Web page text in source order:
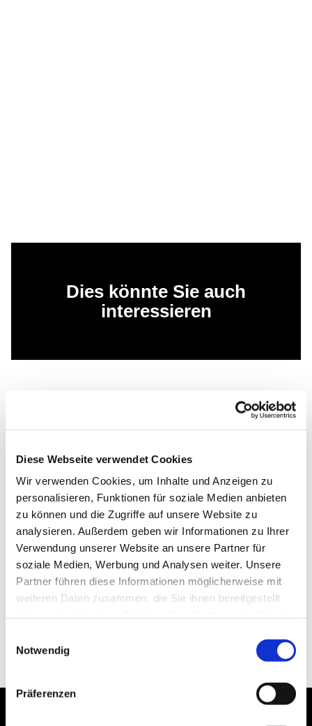
Diese Webseite verwendet Cookies
Wir verwenden Cookies, um Inhalte und Anzeigen zu
personalisieren, Funktionen für soziale Medien anbieten
zu können und die Zugriffe auf unsere Website zu
analysieren. Außerdem geben wir Informationen zu Ihrer
Verwendung unserer Website an unsere Partner für
soziale Medien, Werbung und Analysen weiter. Unsere
Partner führen diese Informationen möglicherweise mit
weiteren Daten zusammen, die Sie ihnen bereitgestellt
Notwendig
Präferenzen
Dies könnte Sie auch
interessieren